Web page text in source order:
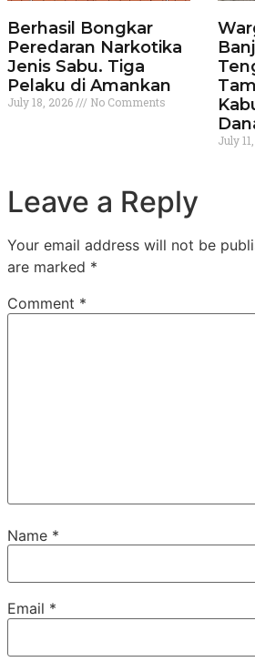
Berhasil Bongkar
Peredaran Narkotika
Jenis Sabu. Tiga
Pelaku di Amankan
July 18, 2026 No Comments
July
Leave a Reply
Your email address will not be
are marked *
Comment *
Name *
Email *